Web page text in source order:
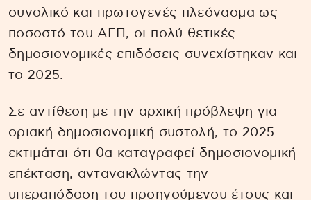
συνολικό και πρωτογενές πλεόνασμα ως
ποσοστό του ΑΕΠ, οι πολύ θετικές
δημοσιονομικές επιδόσεις συνεχίστηκαν και
το 2025.
Σε αντίθεση με την αρχική πρόβλεψη για
οριακή δημοσιονομική συστολή, το 2025
εκτιμάται ότι θα καταγραφεί δημοσιονομική
επέκταση, αντανακλώντας την
υπεραπόδοση του προηγούμενου έτους και